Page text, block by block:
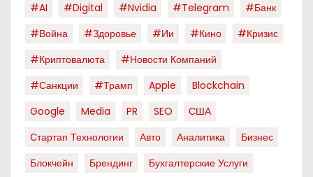
#AI #digital #nvidia #telegram
#банк
#война
#здоровье #ии #кино
#кризис
#криптовалюта
#новости Компаний
#санкции
#трамп Apple
Blockchain
Google
Media PR SEO
США
Стартап Технологии
Авто Аналитика
Бизнес
Блокчейн
Брендинг
Бухгалтерские Услуги